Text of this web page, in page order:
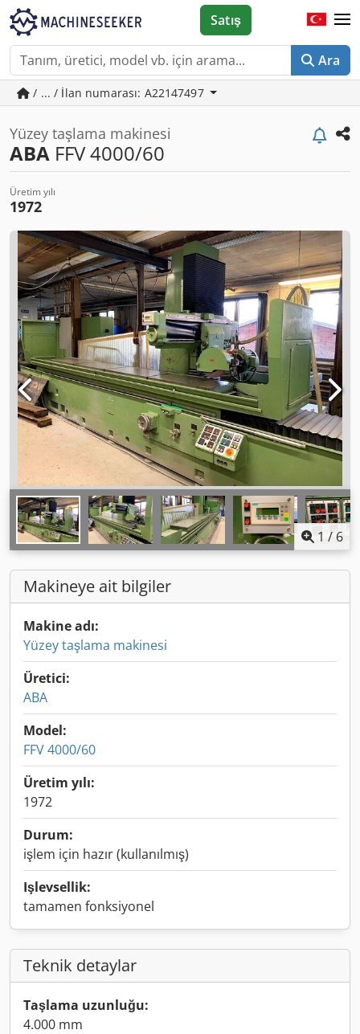
Ara
Satış
/ ... / İlan numarası: A22147497
Yüzey taşlama makinesi
ABA FFV 4000/60
Üretim yılı
1972
1 /6
Makineye ait bilgiler
Makine adı:
Yüzey taşlama makinesi
Üretici:
ABA
Model:
FFV 4000/60
Üretim yılı:
1972
Durum:
işlem için hazır (kullanılmış)
Işlevsellik:
tamamen fonksiyonel
Teknik detaylar
Taşlama uzunluğu:
4.000 mm